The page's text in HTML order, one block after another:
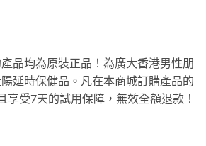
品均為原裝正品！為廣大香港男性朋
延時保健品。凡在本商城訂購產品的
享受7天的試用保障，無效全額退款！